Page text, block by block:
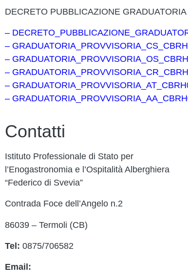
DECRETO PUBBLICAZIONE
–
–
–
–
–
–
Contatti
Istituto Professionale di Stato per
l’Enogastronomia e l’Ospitalità Alberghiera
“Federico di Svevia”
Contrada Foce dell’Angelo n.2
86039 – Termoli (CB)
Tel: 0875/706582
Email: